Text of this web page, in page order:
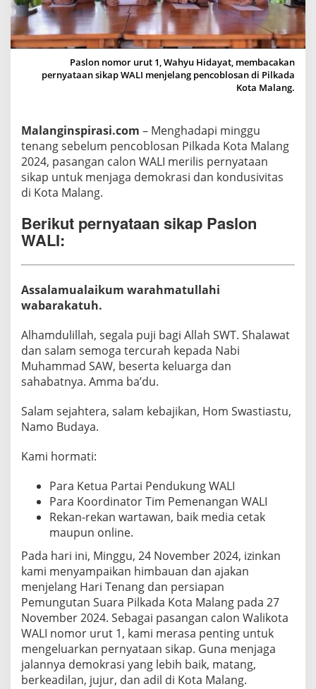
P
s
l
o
L
I
d
i
u
n
a
n
i
d
a
K
a
M
a
l
g
2
Paslon nomor urut 1, Wahyu Hidayat, membacakan
pernyataan sikap WALI menjelang pencoblosan di Pilkada
Kota Malang.
Malanginspirasi.com – Menghadapi minggu
tenang sebelum pencoblosan Pilkada Kota Malang
2024, pasangan calon WALI merilis pernyataan
sikap untuk menjaga demokrasi dan kondusivitas
di Kota Malang.
Berikut pernyataan sikap Paslon
WALI:
Assalamualaikum warahmatullahi
wabarakatuh.
Alhamdulillah, segala puji bagi Allah SWT. Shalawat
dan salam semoga tercurah kepada Nabi
Muhammad SAW, beserta keluarga dan
sahabatnya. Amma ba’du.
Salam sejahtera, salam kebajikan, Hom Swastiastu,
Namo Budaya.
Kami hormati:
Para Ketua Partai Pendukung WALI
Para Koordinator Tim Pemenangan WALI
Rekan-rekan wartawan, baik media cetak
maupun online.
Pada hari ini, Minggu, 24 November 2024, izinkan
kami menyampaikan himbauan dan ajakan
menjelang Hari Tenang dan persiapan
Pemungutan Suara Pilkada Kota Malang pada 27
November 2024. Sebagai pasangan calon Walikota
WALI nomor urut 1, kami merasa penting untuk
mengeluarkan pernyataan sikap. Guna menjaga
jalannya demokrasi yang lebih baik, matang,
berkeadilan, jujur, dan adil di Kota Malang.